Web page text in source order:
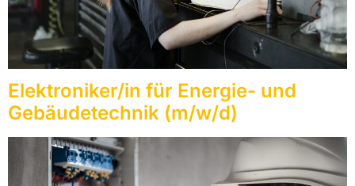
Elektroniker/in für Energie- und
Gebäudetechnik (m/w/d)